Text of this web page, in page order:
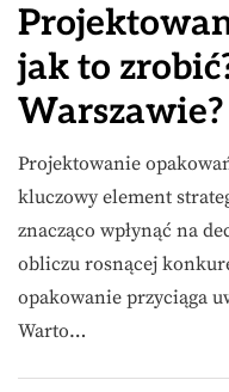
jak to
Warszawie?
Projektowanie
kluczowy element
znacząco wpłynąć na
obliczu rosnącej
opakowanie przyciąga
Warto…